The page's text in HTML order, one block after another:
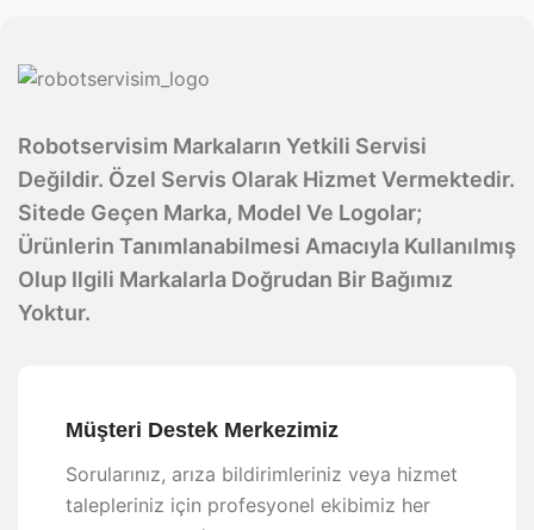
Robotservisim Markaların Yetkili Servisi
Değildir. Özel Servis Olarak Hizmet Vermektedir.
Sitede Geçen Marka, Model Ve Logolar;
Ürünlerin Tanımlanabilmesi Amacıyla Kullanılmış
Olup Ilgili Markalarla Doğrudan Bir Bağımız
Yoktur.
Müşteri Destek Merkezimiz
Sorularınız, arıza bildirimleriniz veya hizmet
talepleriniz için profesyonel ekibimiz her